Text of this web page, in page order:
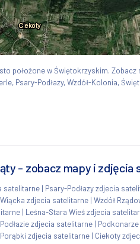
położone w Świętokrzyskim.
Psary-Podłazy, Wzdół-Kolonia,
- zobacz mapy i
satelitarne | Psary-Podłazy zdjecia
Wiącka zdjecia satelitarne | Wzdół
| Leśna-Stara Wieś zdjecia
Podłazie zdjecia satelitarne |
Porąbki zdjecia satelitarne | Ciekoty